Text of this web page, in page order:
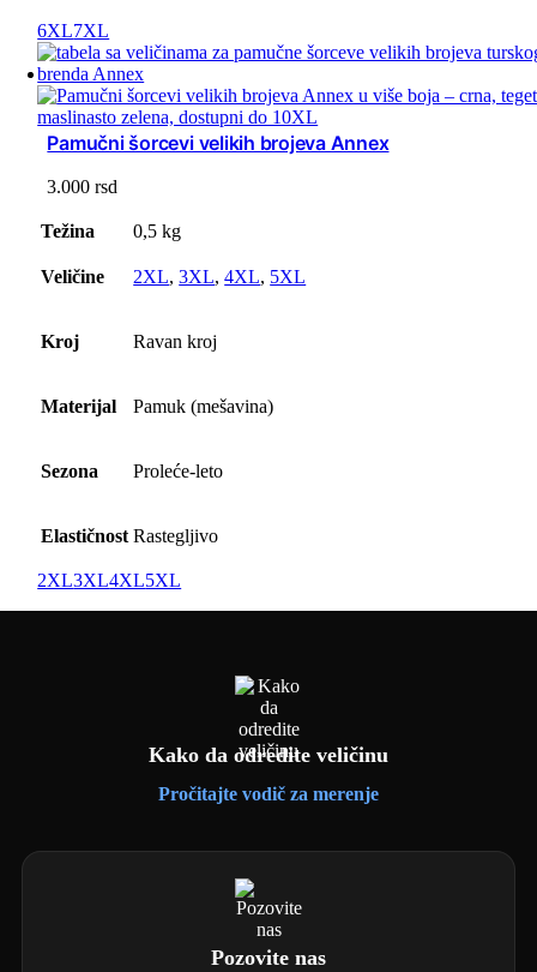
6XL7XL
Pamučni šorcevi velikih brojeva Annex
3.000rsd
Težina 0,5 kg
Veličine 2XL,3XL,4XL, 5XL
Kroj Ravan kroj
Materijal Pamuk (mešavina)
Sezona Proleće-leto
Elastičnost Rastegljivo
2XL3XL4XL5XL
Kako da odredite veličinu
Pročitajte vodič za merenje
Pozovite nas